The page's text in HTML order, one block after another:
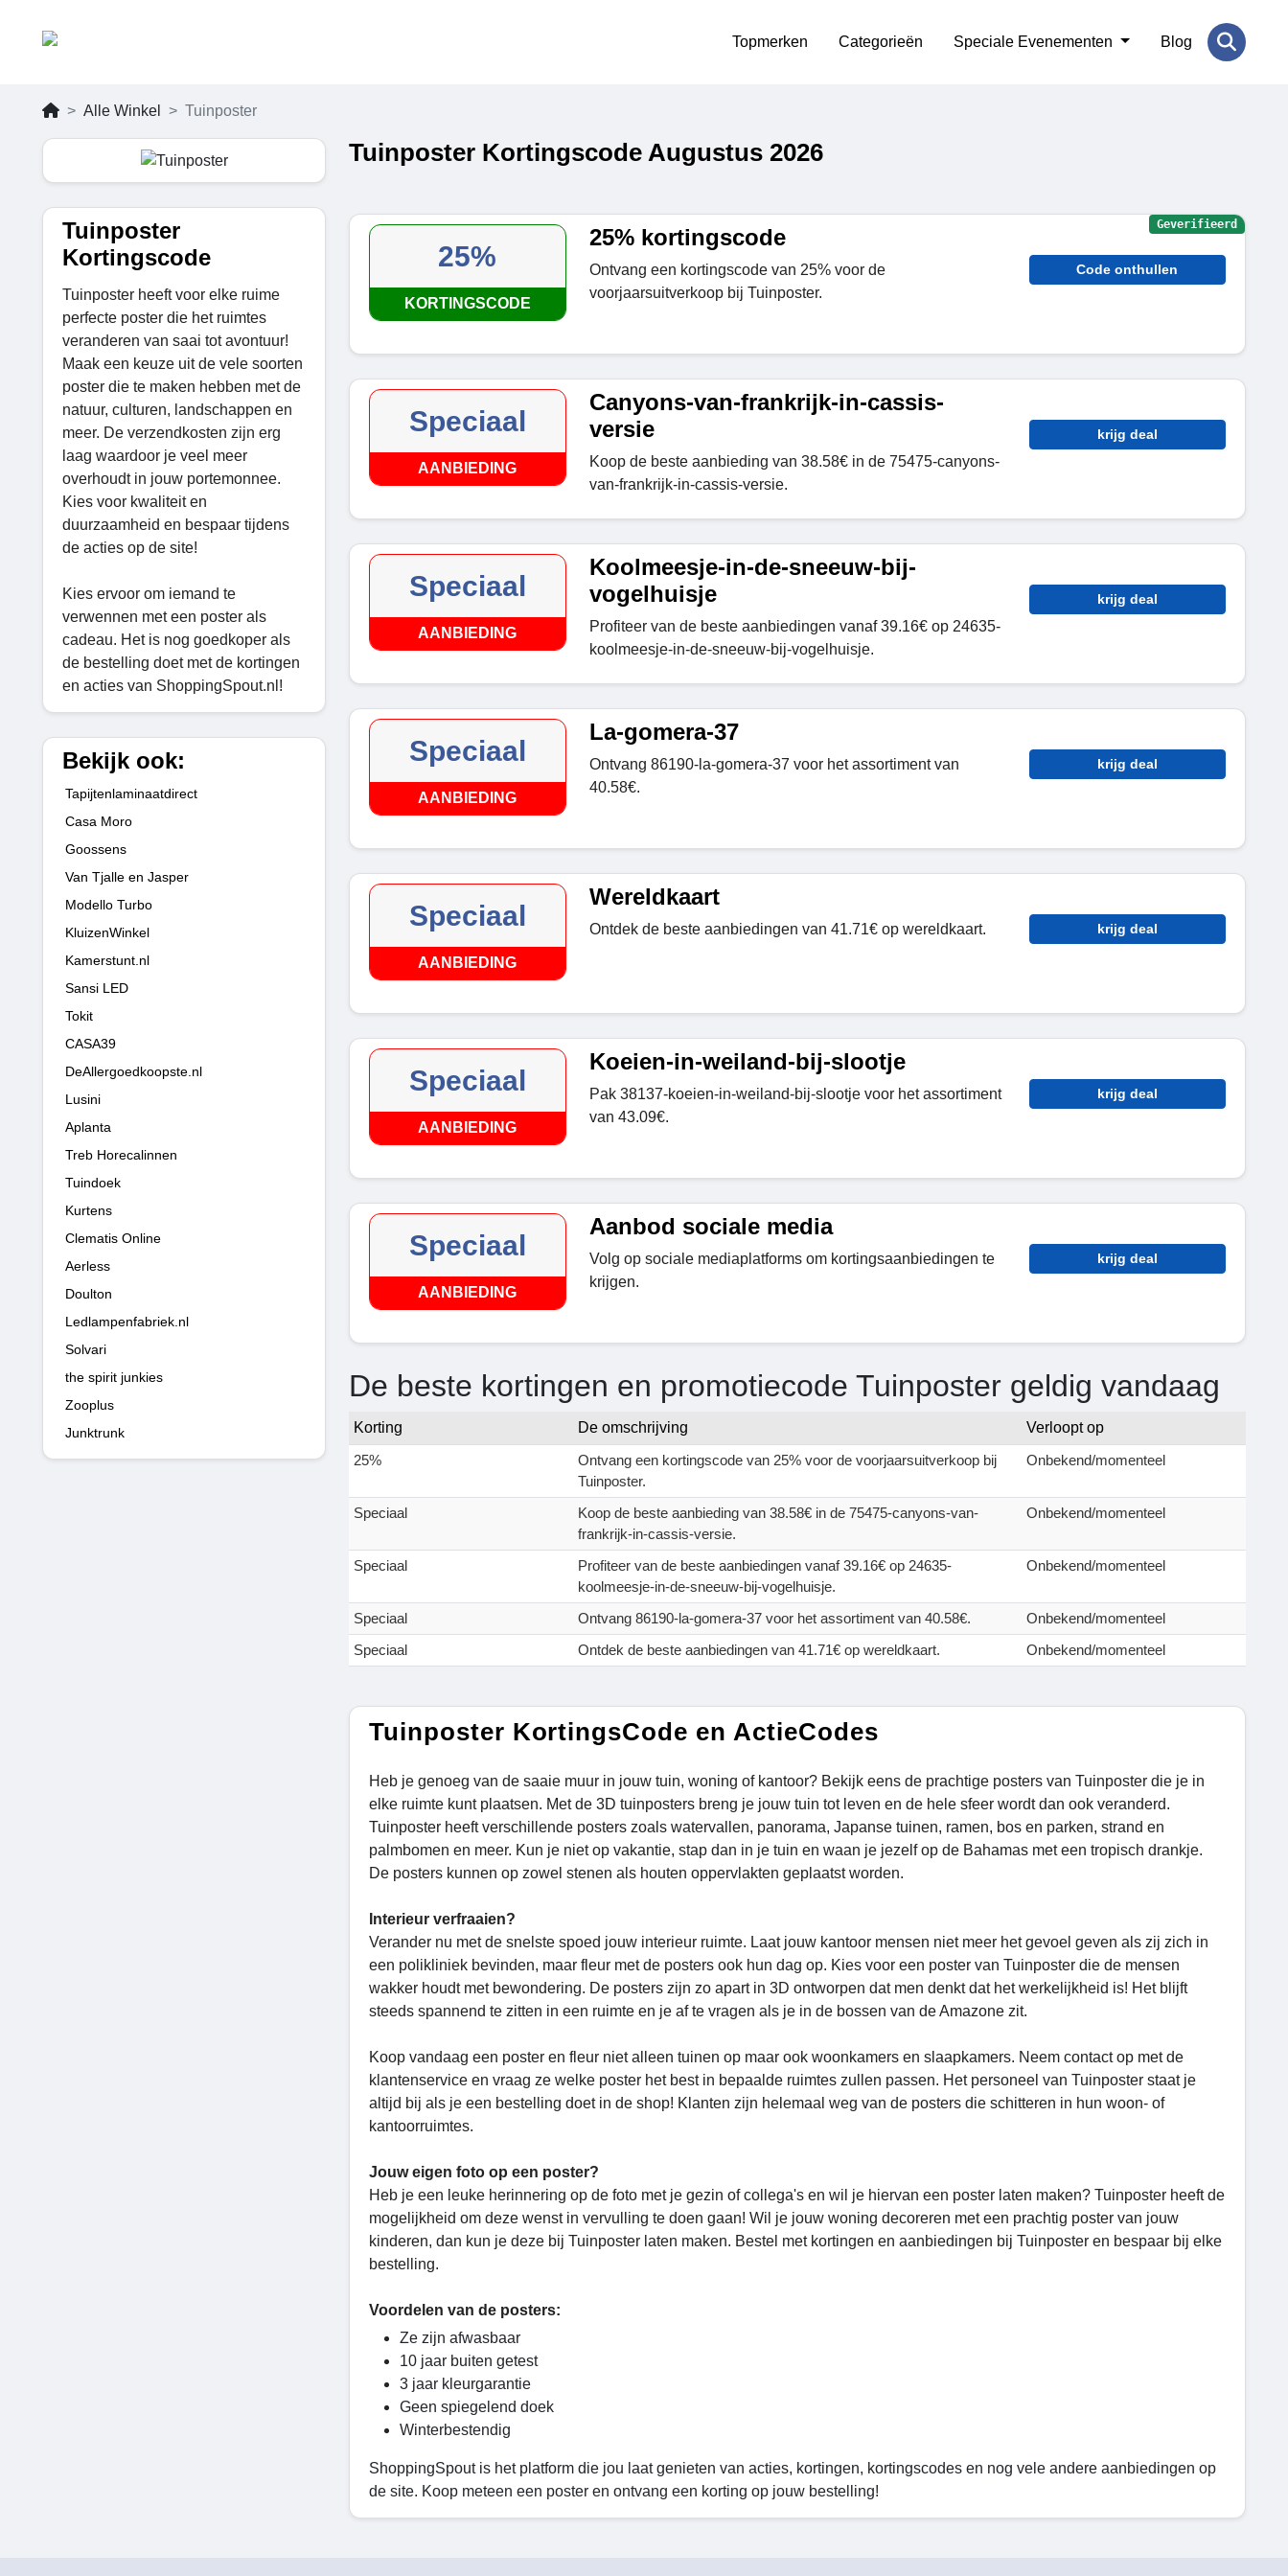
Topmerken Categorieën Speciale Evenementen Blog
Alle Winkel Tuinposter
Tuinposter
Kortingscode
Tuinposter heeft voor elke ruime
perfecte poster die het ruimtes
veranderen van saai tot avontuur!
Maak een keuze uit de vele soorten
poster die te maken hebben met de
natuur, culturen, landschappen en
meer. De verzendkosten zijn erg
laag waardoor je veel meer
overhoudt in jouw portemonnee.
Kies voor kwaliteit en
duurzaamheid en bespaar tijdens
de acties op de site!
Kies ervoor om iemand te
verwennen met een poster als
cadeau. Het is nog goedkoper als
de bestelling doet met de kortingen
en acties van ShoppingSpout.nl!
Bekijk ook:
Tapijtenlaminaatdirect
Casa Moro
Goossens
Van Tjalle en Jasper
Modello Turbo
KluizenWinkel
Kamerstunt.nl
Sansi LED
Tokit
CASA39
DeAllergoedkoopste.nl
Lusini
Aplanta
Treb Horecalinnen
Tuindoek
Kurtens
Clematis Online
Aerless
Doulton
Ledlampenfabriek.nl
Solvari
the spirit junkies
Zooplus
Junktrunk
Tuinposter Kortingscode Augustus 2026
25%
KORTINGSCODE
25% kortingscode
Ontvang een kortingscode van 25% voor de
voorjaarsuitverkoop bij Tuinposter.
Code onthullen
Geverifieerd
Speciaal
AANBIEDING
Canyons-van-frankrijk-in-cassis-
versie
Koop de beste aanbieding van 38.58€ in de 75475-canyons-
van-frankrijk-in-cassis-versie.
krijg deal
Speciaal
AANBIEDING
Koolmeesje-in-de-sneeuw-bij-
vogelhuisje
Profiteer van de beste aanbiedingen vanaf 39.16€ op 24635-
koolmeesje-in-de-sneeuw-bij-vogelhuisje.
krijg deal
Speciaal
AANBIEDING
La-gomera-37
Ontvang 86190-la-gomera-37 voor het assortiment van
40.58€.
krijg deal
Speciaal
AANBIEDING
Wereldkaart
Ontdek de beste aanbiedingen van 41.71€ op wereldkaart. krijg deal
Speciaal
AANBIEDING
Koeien-in-weiland-bij-slootje
Pak 38137-koeien-in-weiland-bij-slootje voor het assortiment
van 43.09€.
krijg deal
Speciaal
AANBIEDING
Aanbod sociale media
Volg op sociale mediaplatforms om kortingsaanbiedingen te
krijgen.
krijg deal
De beste kortingen en promotiecode Tuinposter geldig vandaag
Korting De omschrijving
Verloopt op
25%
Ontvang een kortingscode van 25% voor de voorjaarsuitverkoop bij
Tuinposter.
Onbekend/momenteel
Speciaal
Koop de beste aanbieding van 38.58€ in de 75475-canyons-van-
frankrijk-in-cassis-versie.
Onbekend/momenteel
Speciaal
Profiteer van de beste aanbiedingen vanaf 39.16€ op 24635-
koolmeesje-in-de-sneeuw-bij-vogelhuisje.
Onbekend/momenteel
Speciaal Ontvang 86190-la-gomera-37 voor het assortiment van 40.58€.
Onbekend/momenteel
Speciaal
Ontdek de beste aanbiedingen van 41.71€ op wereldkaart. Onbekend/momenteel
Tuinposter KortingsCode en ActieCodes
Heb je genoeg van de saaie muur in jouw tuin, woning of kantoor? Bekijk eens de prachtige posters van Tuinposter die je in
elke ruimte kunt plaatsen. Met de 3D tuinposters breng je jouw tuin tot leven en de hele sfeer wordt dan ook veranderd.
Tuinposter heeft verschillende posters zoals watervallen, panorama, Japanse tuinen, ramen, bos en parken, strand en
palmbomen en meer. Kun je niet op vakantie, stap dan in je tuin en waan je jezelf op de Bahamas met een tropisch drankje.
De posters kunnen op zowel stenen als houten oppervlakten geplaatst worden.
Interieur verfraaien?
Verander nu met de snelste spoed jouw interieur ruimte. Laat jouw kantoor mensen niet meer het gevoel geven als zij zich in
een polikliniek bevinden, maar fleur met de posters ook hun dag op. Kies voor een poster van Tuinposter die de mensen
wakker houdt met bewondering. De posters zijn zo apart in 3D ontworpen dat men denkt dat het werkelijkheid is! Het blijft
steeds spannend te zitten in een ruimte en je af te vragen als je in de bossen van de Amazone zit.
Koop vandaag een poster en fleur niet alleen tuinen op maar ook woonkamers en slaapkamers. Neem contact op met de
klantenservice en vraag ze welke poster het best in bepaalde ruimtes zullen passen. Het personeel van Tuinposter staat je
altijd bij als je een bestelling doet in de shop! Klanten zijn helemaal weg van de posters die schitteren in hun woon- of
kantoorruimtes.
Jouw eigen foto op een poster?
Heb je een leuke herinnering op de foto met je gezin of collega's en wil je hiervan een poster laten maken? Tuinposter heeft de
mogelijkheid om deze wenst in vervulling te doen gaan! Wil je jouw woning decoreren met een prachtig poster van jouw
kinderen, dan kun je deze bij Tuinposter laten maken. Bestel met kortingen en aanbiedingen bij Tuinposter en bespaar bij elke
bestelling.
Voordelen van de posters:
Ze zijn afwasbaar
10 jaar buiten getest
3 jaar kleurgarantie
Geen spiegelend doek
Winterbestendig
ShoppingSpout is het platform die jou laat genieten van acties, kortingen, kortingscodes en nog vele andere aanbiedingen op
de site. Koop meteen een poster en ontvang een korting op jouw bestelling!